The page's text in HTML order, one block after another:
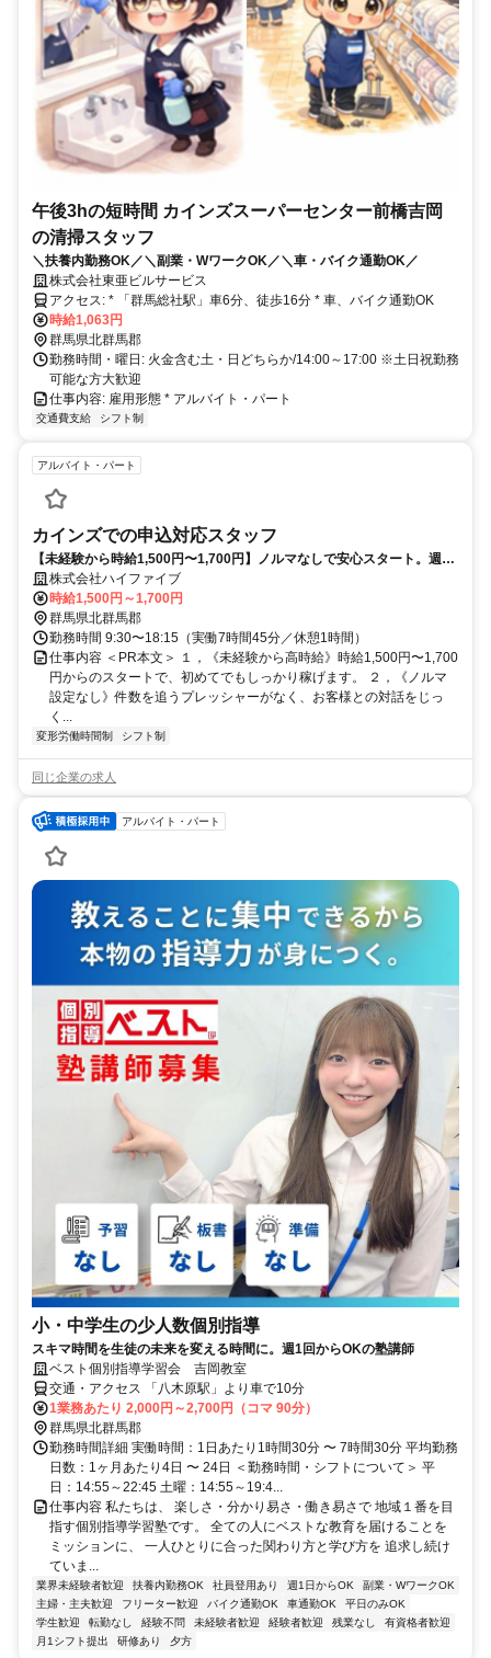
午後3hの短時間 カインズスーパーセンター前橋吉岡
の清掃スタッフ
＼扶養内勤務OK／＼副業・WワークOK／＼車・バイク通勤OK／
株式会社東亜ビルサービス
アクセス: * 「群馬総社駅」車6分、徒歩16分 * 車、バイク通勤OK
時給1,063円
群馬県北群馬郡
勤務時間・曜日: 火金含む土・日どちらか/14:00～17:00 ※土日祝勤務
可能な方大歓迎
仕事内容: 雇用形態 * アルバイト・パート
交通費支給 シフト制
アルバイト・パート
カインズでの申込対応スタッフ
【未経験から時給1,500円〜1,700円】ノルマなしで安心スタート。週1
日〜OK・土日歓迎、関西エリアのカインズ各店で申込対応
株式会社ハイファイブ
時給1,500円～1,700円
群馬県北群馬郡
勤務時間 9:30〜18:15（実働7時間45分／休憩1時間）
仕事内容 ＜PR本文＞ １，《未経験から高時給》時給1,500円〜1,700
円からのスタートで、初めてでもしっかり稼げます。 ２，《ノルマ
設定なし》件数を追うプレッシャーがなく、お客様との対話をじっ
く...
変形労働時間制 シフト制
同じ企業の求人
アルバイト・パート
小・中学生の少人数個別指導
スキマ時間を生徒の未来を変える時間に。週1回からOKの塾講師
ベスト個別指導学習会 吉岡教室
交通・アクセス 「八木原駅」より車で10分
1業務あたり 2,000円～2,700円（コマ 90分）
群馬県北群馬郡
勤務時間詳細 実働時間：1日あたり1時間30分 〜 7時間30分 平均勤務
日数：1ヶ月あたり4日 〜 24日 ＜勤務時間・シフトについて＞ 平
日：14:55～22:45 土曜：14:55～19:4...
仕事内容 私たちは、 楽しさ・分かり易さ・働き易さで 地域１番を目
指す個別指導学習塾です。 全ての人にベストな教育を届けることを
ミッションに、 一人ひとりに合った関わり方と学び方を 追求し続け
ていま...
業界未経験者歓迎 扶養内勤務OK 社員登用あり 週1日からOK
副業・WワークOK
主婦・主夫歓迎
フリーター歓迎 バイク通勤OK 車通勤OK
平日のみOK
学生歓迎
転勤なし 経験不問 未経験者歓迎 経験者歓迎 残業なし
有資格者歓迎
月1シフト提出
研修あり 夕方